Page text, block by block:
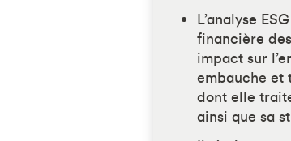
L’analyse
financière
impact sur
embauche et
dont elle
ainsi que sa